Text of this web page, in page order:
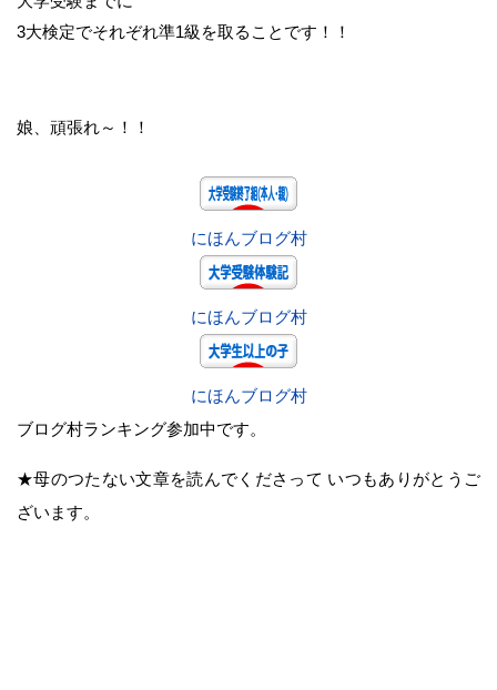
3大検定でそれぞれ準1級を取ることです！！
娘、頑張れ～！！
にほんブログ村
にほんブログ村
にほんブログ村
ブログ村ランキング参加中です。
★母のつたない文章を読んでくださって いつもありがとうご
ざいます。